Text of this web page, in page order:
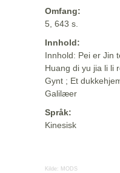
Omfang:
5, 643 s.
Innhold:
Innhold: Pei er Jin
Huang di yu jia li li
Gynt ; Et
Galilæer
Språk:
Kinesisk
Kilde: MODS